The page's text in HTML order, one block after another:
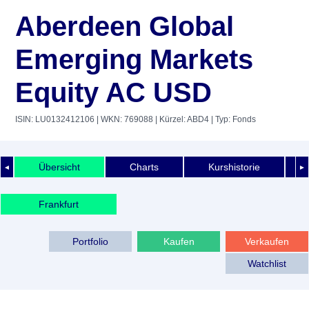
Aberdeen Global
Emerging Markets
Equity AC USD
ISIN: LU0132412106 | WKN: 769088 | Kürzel: ABD4 | Typ: Fonds
◄ ►
Übersicht Charts Kurshistorie
Frankfurt
Verkaufen
Kaufen
Portfolio
Watchlist